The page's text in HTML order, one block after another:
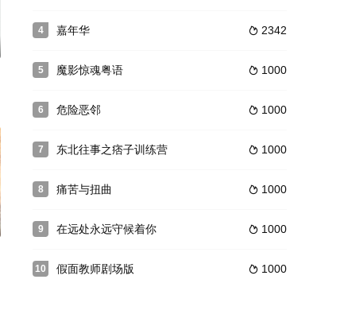
，学习采茶制茶工艺，考取评茶师的故事。
法写出好诗。当她发现班级里的少年吉米拥有超群的诗歌创作灵感，她
事业和生活的态度。爱丽森
数亿身价。只是感情方面一片空白，面对表妹（翁虹饰）的迷恋
、影片中她以“侠女”形象惊艳亮相，气势汹汹、人物立体感很强。
4  2342
嘉年华
5  1000
魔影惊魂粤语
6  1000
危险恶邻
7  1000
东北往事之痞子训练营
8  1000
痛苦与扭曲
9  1000
在远处永远守候着你
10  1000
假面教师剧场版